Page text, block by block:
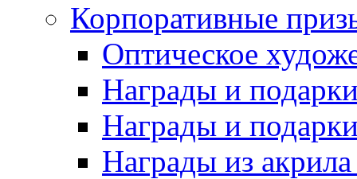
Корпоративные
Оптическое
Награды и
Награды и
Награды из акрила